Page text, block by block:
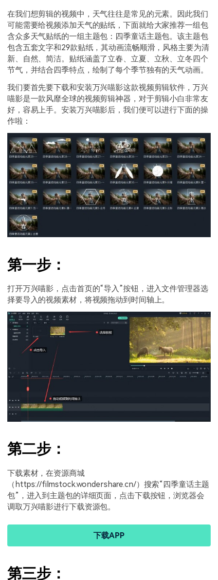
在我们想剪辑的视频中，天气往往是常见的元素。因此我们
可能需要给视频添加天气的贴纸，下面就给大家推荐一组包
含众多天气贴纸的一组主题包：四季童话主题包。该主题包
包含五套文字和29款贴纸，其动画流畅顺滑，风格主要为清
新、自然、简洁。贴纸涵盖了立春、立夏、立秋、立冬四个
节气，并结合四季特点，绘制了每个季节独有的天气动画。
我们要首先要下载和安装万兴喵影这款视频剪辑软件，万兴
喵影是一款风靡全球的视频剪辑神器，对于剪辑小白非常友
好，容易上手。安装万兴喵影后，我们便可以进行下面的操
作啦：
第一步：
打开万兴喵影，点击首页的“导入”按钮，进入文件管理器选
择要导入的视频素材，将视频拖动到时间轴上。
第二步：
下载素材，在资源商城
（https://filmstock.wondershare.cn/）搜索“四季童话主题
包”，进入到主题包的详细页面，点击下载按钮，浏览器会
调取万兴喵影进行下载资源包。
下载APP
第三步：